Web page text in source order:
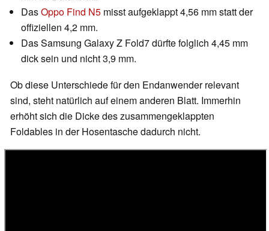
DasOppo Find N5 misst aufgeklappt 4,56 mm statt der
offiziellen 4,2 mm.
Das Samsung Galaxy Z Fold7 dürfte folglich 4,45 mm
dick sein und nicht 3,9 mm.
Ob diese Unterschiede für den Endanwender relevant
sind, steht natürlich auf einem anderen Blatt. Immerhin
erhöht sich die Dicke des zusammengeklappten
Foldables in der Hosentasche dadurch nicht.